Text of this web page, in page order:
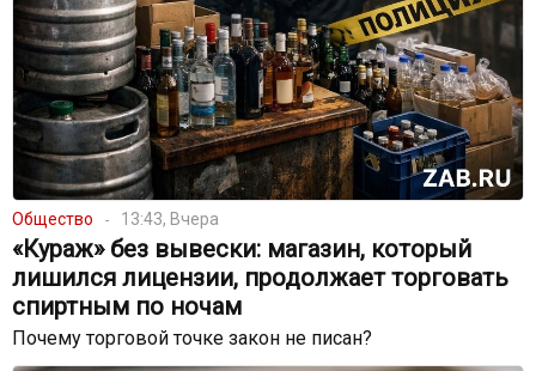
Общество 13:43, Вчера
«Кураж» без вывески: магазин, который
лишился лицензии, продолжает торговать
спиртным по ночам
Почему торговой точке закон не писан?